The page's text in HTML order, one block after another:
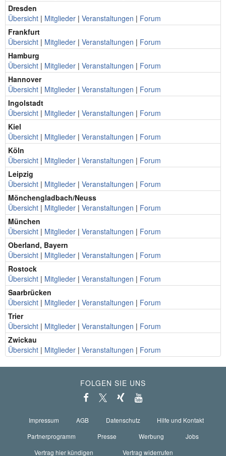
Dresden
Übersicht | Mitglieder | Veranstaltungen | Forum
Frankfurt
Übersicht | Mitglieder | Veranstaltungen | Forum
Hamburg
Übersicht | Mitglieder | Veranstaltungen | Forum
Hannover
Übersicht | Mitglieder | Veranstaltungen | Forum
Ingolstadt
Übersicht | Mitglieder | Veranstaltungen | Forum
Kiel
Übersicht | Mitglieder | Veranstaltungen | Forum
Köln
Übersicht | Mitglieder | Veranstaltungen | Forum
Leipzig
Übersicht | Mitglieder | Veranstaltungen | Forum
Mönchengladbach/Neuss
Übersicht | Mitglieder | Veranstaltungen | Forum
München
Übersicht | Mitglieder | Veranstaltungen | Forum
Oberland, Bayern
Übersicht | Mitglieder | Veranstaltungen | Forum
Rostock
Übersicht | Mitglieder | Veranstaltungen | Forum
Saarbrücken
Übersicht | Mitglieder | Veranstaltungen | Forum
Trier
Übersicht | Mitglieder | Veranstaltungen | Forum
Zwickau
Übersicht | Mitglieder | Veranstaltungen | Forum
FOLGEN SIE UNS
Impressum AGB Datenschutz
Hilfe und Kontakt
Partnerprogramm
Presse Werbung
Jobs
Vertrag hier kündigen
Vertrag widerrufen